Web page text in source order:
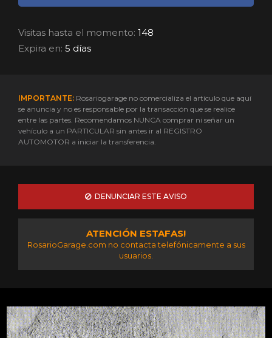
Visitas hasta el momento: 148
Expira en: 5 días
IMPORTANTE: Rosariogarage no comercializa el artículo que aquí
se anuncia y no es responsable por la transacción que se realice
entre las partes. Recomendamos NUNCA comprar ni señar un
vehículo a un PARTICULAR sin antes ir al REGISTRO
AUTOMOTOR a iniciar la transferencia.
DENUNCIAR ESTE AVISO
ATENCIÓN ESTAFAS!
RosarioGarage.com no contacta telefónicamente a sus
usuarios.